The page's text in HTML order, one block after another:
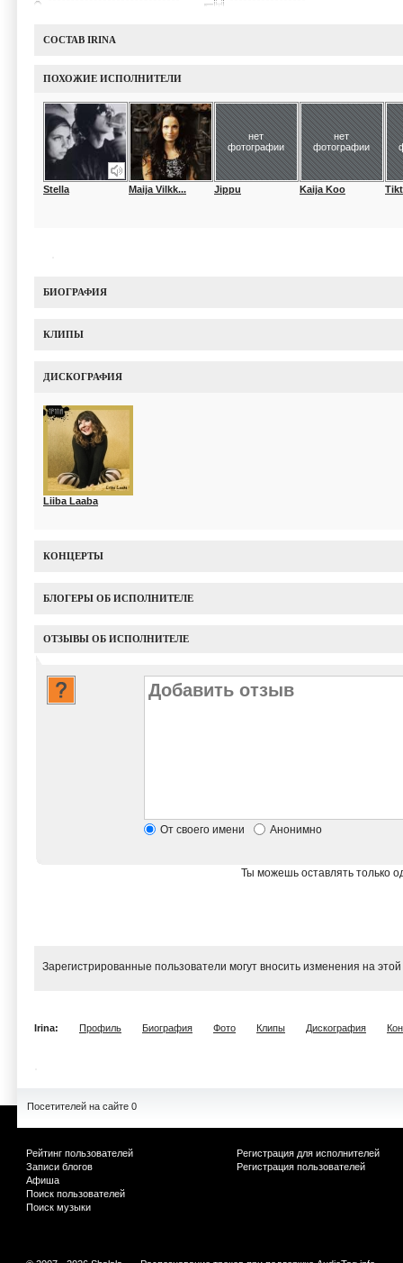
СОСТАВ IRINA
ПОХОЖИЕ ИСПОЛНИТЕЛИ
Stella Maija Vilkk...
нет
фотографии
Jippu
нет
фотографии
Kaija Koo
БИОГРАФИЯ
КЛИПЫ
ДИСКОГРАФИЯ
Liiba Laaba
КОНЦЕРТЫ
БЛОГЕРЫ ОБ ИСПОЛНИТЕЛЕ
ОТЗЫВЫ ОБ ИСПОЛНИТЕЛЕ
От своего имени Анонимно
Ты можешь оставлять только
Зарегистрированные пользователи могут вносить изменения на
Irina: Профиль Биография Фото Клипы Дискография
Посетителей на сайте 0
Рейтинг пользователей
Записи блогов
Афиша
Поиск пользователей
Поиск музыки
Регистрация для исполнителей
Регистрация пользователей